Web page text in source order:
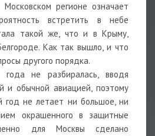
регионе означает
встретить в небе
такой же, что и в Крыму,
Как так вышло, и что
другого порядка.
не разбиралась, вводя
и обычной авиацией, поэтому
год не летает ни большое, ни
окрашенного в защитные
для Москвы сделано